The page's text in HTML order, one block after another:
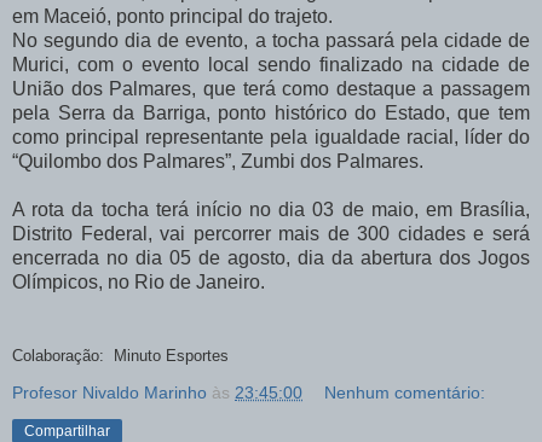
em Maceió, ponto principal do trajeto.
No segundo dia de evento, a tocha passará pela cidade de
Murici, com o evento local sendo finalizado na cidade de
União dos Palmares, que terá como destaque a passagem
pela Serra da Barriga, ponto histórico do Estado, que tem
como principal representante pela igualdade racial, líder do
“Quilombo dos Palmares”, Zumbi dos Palmares.
A rota da tocha terá início no dia 03 de maio, em Brasília,
Distrito Federal, vai percorrer mais de 300 cidades e será
encerrada no dia 05 de agosto, dia da abertura dos Jogos
Olímpicos, no Rio de Janeiro.
Colaboração: Minuto Esportes
Profesor Nivaldo Marinho às 23:45:00 Nenhum comentário:
Compartilhar